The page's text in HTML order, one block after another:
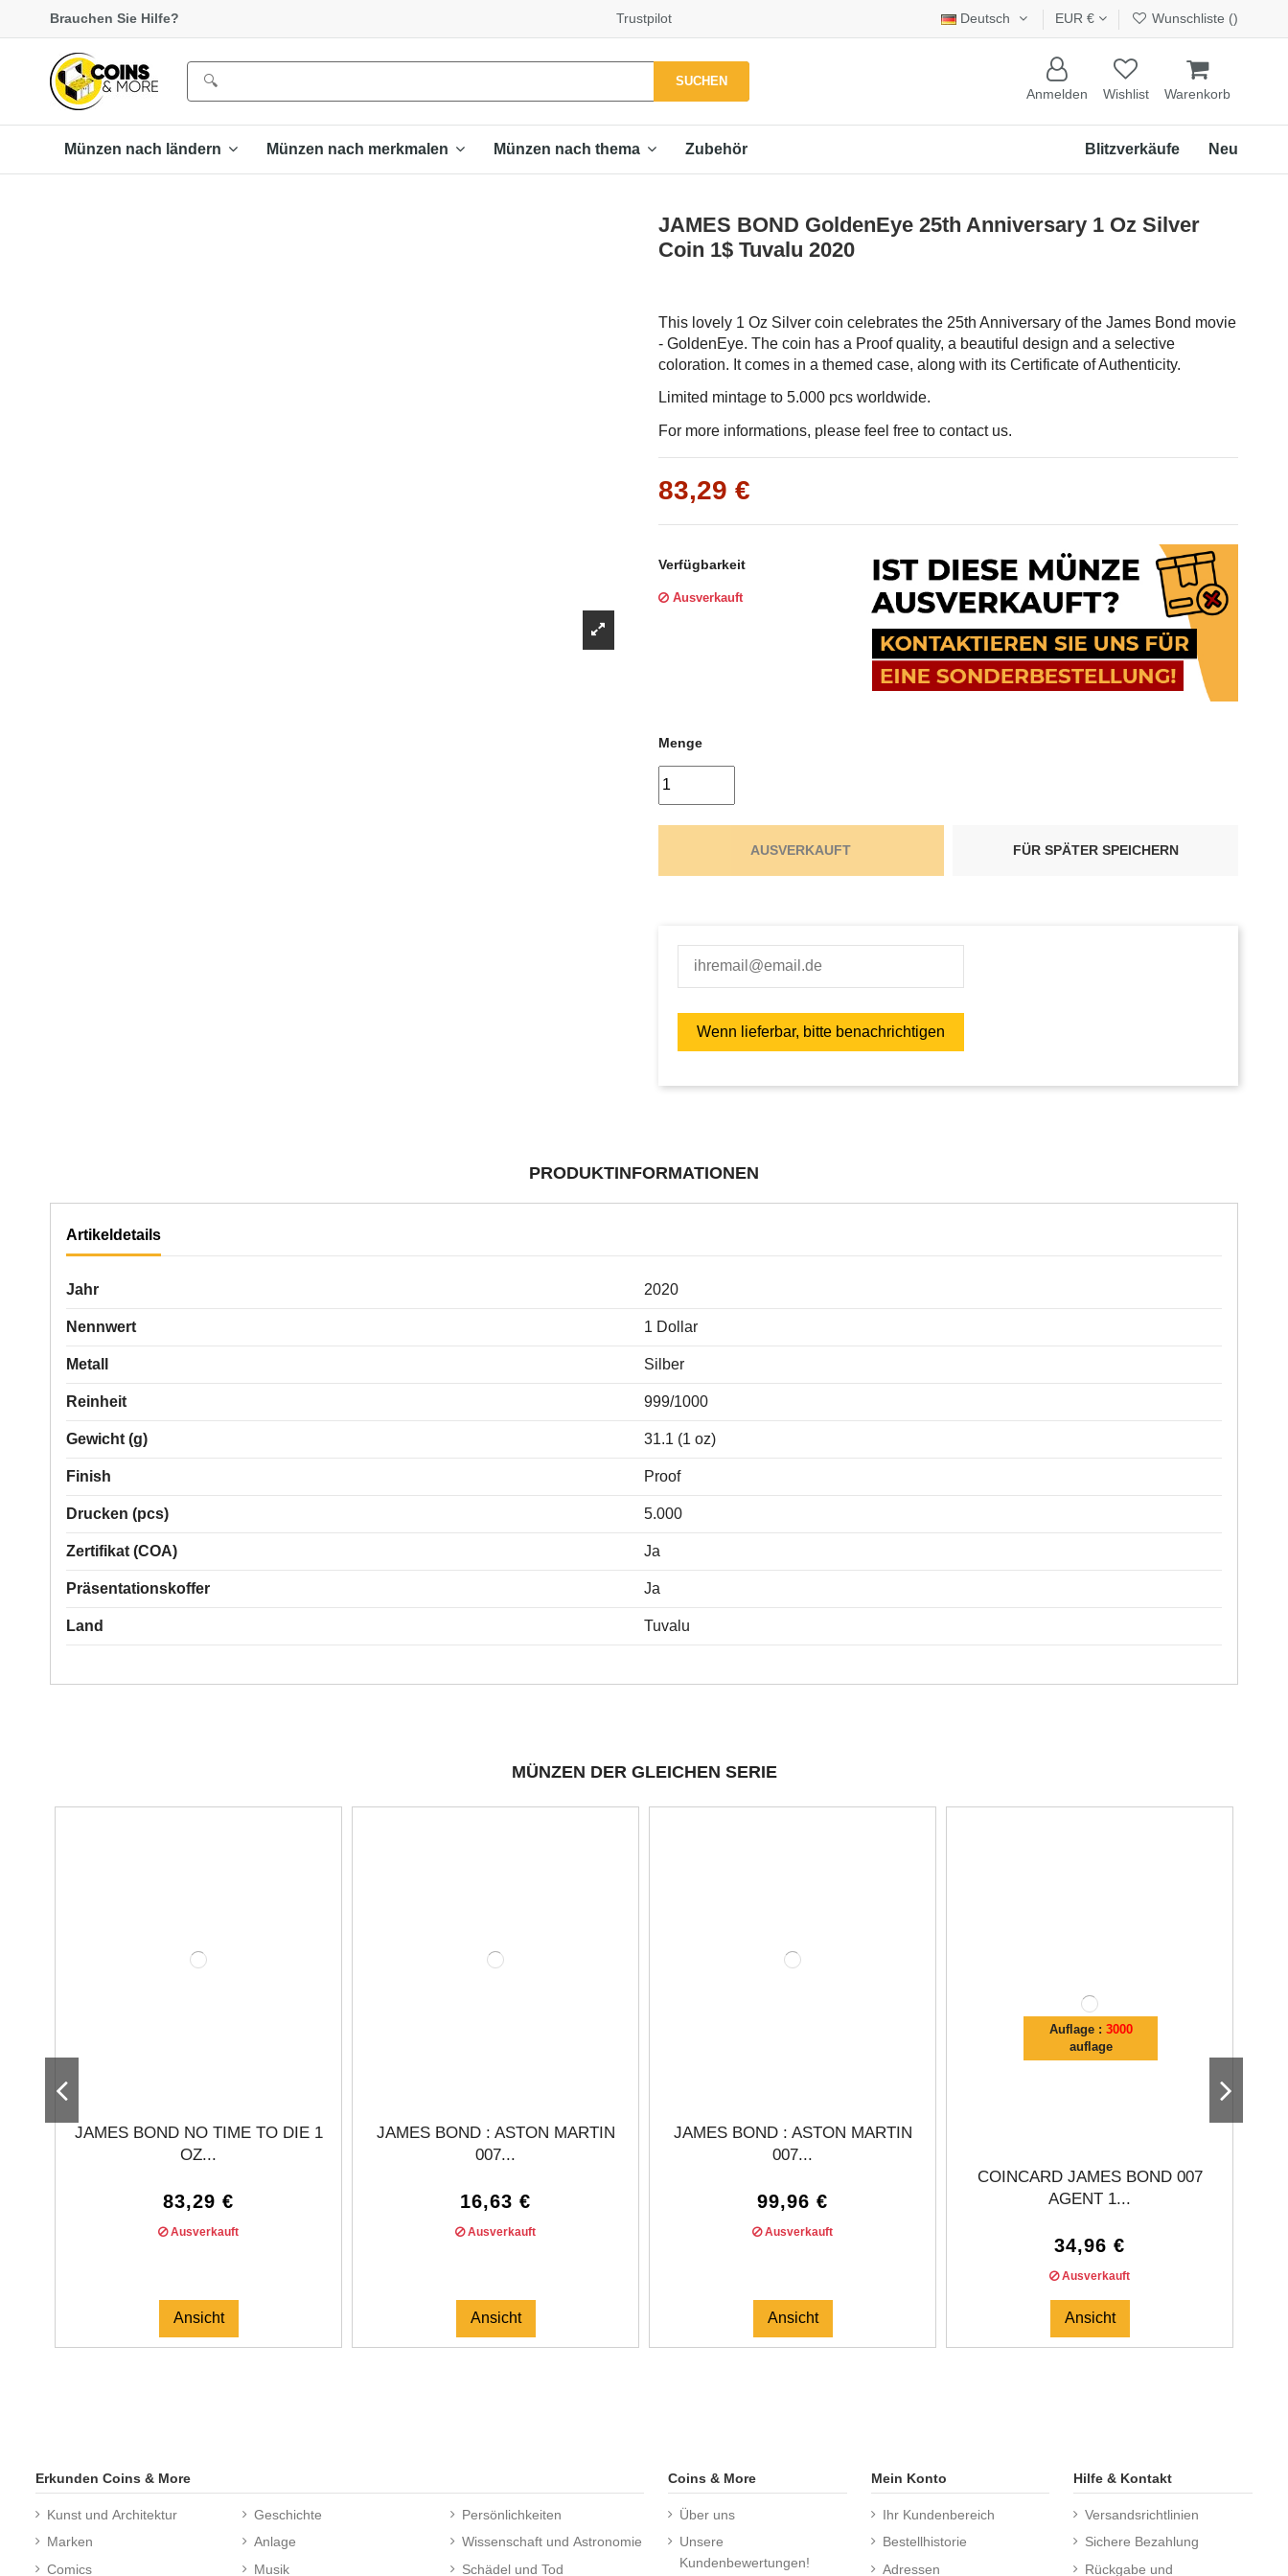
Γ
Brauchen Sie Hilfe? Trustpilot Deutsch EUR € Wunschliste ()
SUCHEN
Anmelden Wishlist Warenkorb
Münzen nach ländern Münzen nach merkmalen Münzen nach thema Zubehör Neu
Blitzverkäufe
JAMES BOND GoldenEye 25th Anniversary 1 Oz Silver
Coin 1$ Tuvalu 2020
This lovely 1 Oz Silver coin celebrates the 25th Anniversary of the James Bond movie
- GoldenEye. The coin has a Proof quality, a beautiful design and a selective
coloration. It comes in a themed case, along with its Certificate of Authenticity.
Limited mintage to 5.000 pcs worldwide.
For more informations, please feel free to contact us.
83,29 €
Verfügbarkeit
Ausverkauft
Menge
AUSVERKAUFT FÜR SPÄTER SPEICHERN
PRODUKTINFORMATIONEN
Artikeldetails
Jahr 2020
Nennwert 1 Dollar
Metall Silber
Reinheit 999/1000
Gewicht (g) 31.1 (1 oz)
Finish Proof
Drucken (pcs) 5.000
Zertifikat (COA) Ja
Präsentationskoffer Ja
Land Tuvalu
MÜNZEN DER GLEICHEN SERIE
JAMES BOND NO TIME TO DIE 1
OZ...
83,29 €
Ausverkauft
Ansicht
JAMES BOND : ASTON MARTIN
007...
16,63 €
Ausverkauft
Ansicht
JAMES BOND : ASTON MARTIN
007...
99,96 €
Ausverkauft
Ansicht
Auflage : 3000
auflage
COINCARD JAMES BOND 007
AGENT 1...
34,96 €
Ausverkauft
Ansicht
Erkunden Coins & More
Kunst und Architektur
Marken
Comics
Geschichte
Anlage
Musik
Persönlichkeiten
Wissenschaft und Astronomie
Schädel und Tod
Coins & More
Über uns
Unsere
Kundenbewertungen!
Mein Konto
Ihr Kundenbereich
Bestellhistorie
Adressen
Hilfe & Kontakt
Versandsrichtlinien
Sichere Bezahlung
Rückgabe und